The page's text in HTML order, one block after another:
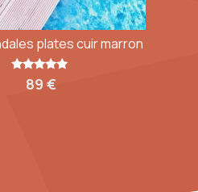
plates cuir marron
Note
5.00
89 €